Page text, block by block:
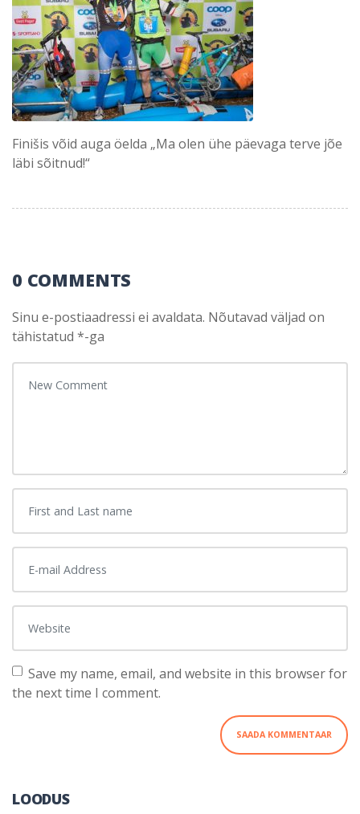
Finišis võid auga öelda „Ma olen ühe päevaga terve jõe
läbi sõitnud!“
0 COMMENTS
Sinu e-postiaadressi ei avaldata. Nõutavad väljad on
tähistatud *-ga
Save my name, email, and website in this browser for
the next time I comment.
LOODUS